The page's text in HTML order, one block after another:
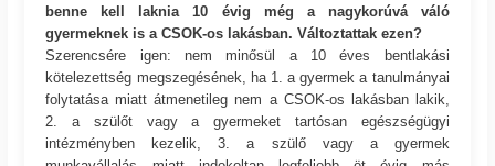
benne kell laknia 10 évig még a nagykorúvá váló
gyermeknek is a CSOK-os lakásban. Változtattak ezen?
Szerencsére igen: nem minősül a 10 éves bentlakási
kötelezettség megszegésének, ha 1. a gyermek a tanulmányai
folytatása miatt átmenetileg nem a CSOK-os lakásban lakik,
2. a szülőt vagy a gyermeket tartósan egészségügyi
intézményben kezelik, 3. a szülő vagy a gyermek